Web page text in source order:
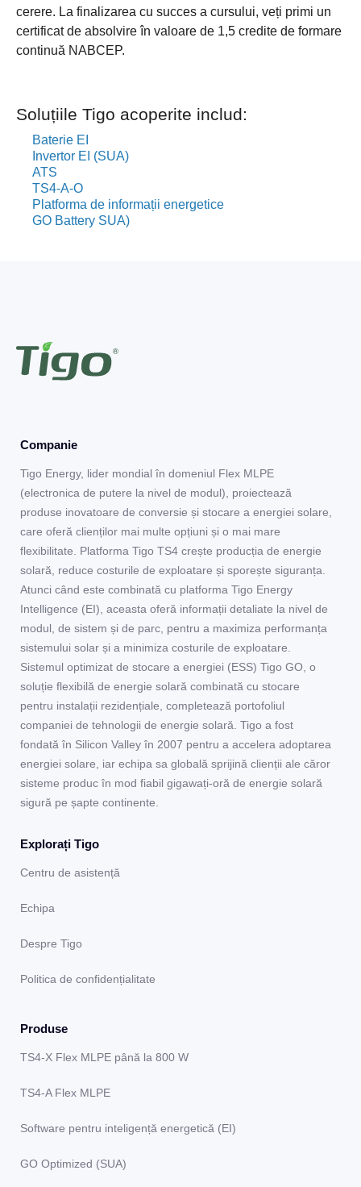
cerere. La finalizarea cu succes a cursului, veți primi un
certificat de absolvire în valoare de 1,5 credite de formare
continuă NABCEP.
Soluțiile Tigo acoperite includ:
Baterie EI
Invertor EI (SUA)
ATS
TS4-A-O
Platforma de informații energetice
GO Battery SUA)
Companie
Tigo Energy, lider mondial în domeniul Flex MLPE
(electronica de putere la nivel de modul), proiectează
produse inovatoare de conversie și stocare a energiei solare,
care oferă clienților mai multe opțiuni și o mai mare
flexibilitate. Platforma Tigo TS4 crește producția de energie
solară, reduce costurile de exploatare și sporește siguranța.
Atunci când este combinată cu platforma Tigo Energy
Intelligence (EI), aceasta oferă informații detaliate la nivel de
modul, de sistem și de parc, pentru a maximiza performanța
sistemului solar și a minimiza costurile de exploatare.
Sistemul optimizat de stocare a energiei (ESS) Tigo GO, o
soluție flexibilă de energie solară combinată cu stocare
pentru instalații rezidențiale, completează portofoliul
companiei de tehnologii de energie solară. Tigo a fost
fondată în Silicon Valley în 2007 pentru a accelera adoptarea
energiei solare, iar echipa sa globală sprijină clienții ale căror
sisteme produc în mod fiabil gigawați-oră de energie solară
sigură pe șapte continente.
Explorați Tigo
Centru de asistență
Echipa
Despre Tigo
Politica de confidențialitate
Produse
TS4-X Flex MLPE până la 800 W
TS4-A Flex MLPE
Software pentru inteligență energetică (EI)
GO Optimized (SUA)